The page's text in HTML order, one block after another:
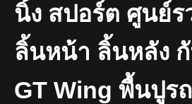
นิ้ง สปอร์ต ศูนย์ร
ลิ้นหน้า ลิ้นหลัง
GT Wing พื้นปูร